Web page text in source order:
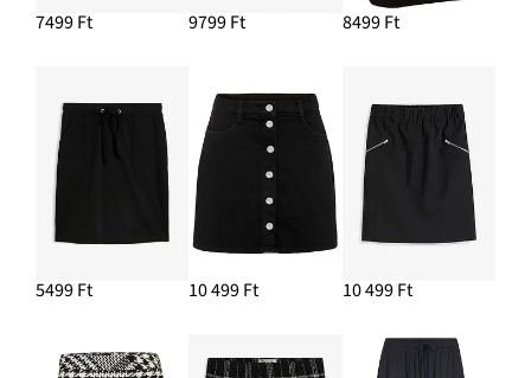
7499 Ft 9799 Ft 8499 Ft
5499 Ft 10 499 Ft 10 499 Ft